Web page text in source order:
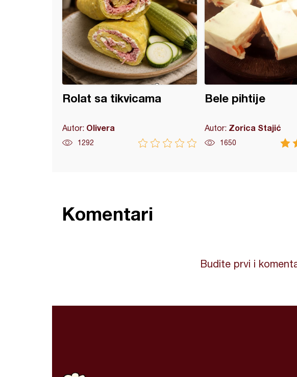
Rolat sa tikvicama
Autor: Olivera
1292
Bele pihtije
Autor: Zorica Stajić
1650
Komentari
Budite prvi i